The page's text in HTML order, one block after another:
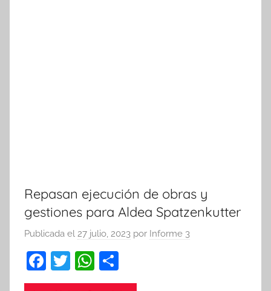
Repasan ejecución de obras y
gestiones para Aldea Spatzenkutter
Publicada el 27 julio, 2023 por Informe 3
F
a
T
w
W
h o